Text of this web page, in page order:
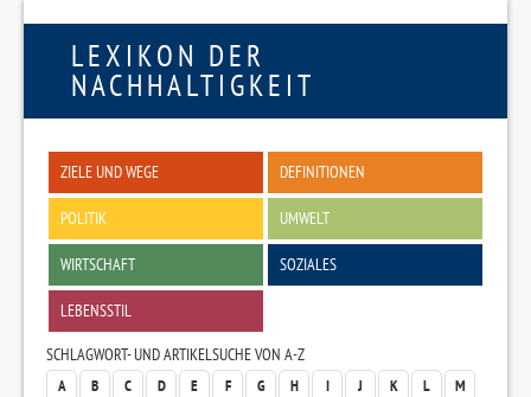
LEXIKON DER
NACHHALTIGKEIT
ZIELE UND WEGE DEFINITIONEN
POLITIK UMWELT
WIRTSCHAFT SOZIALES
LEBENSSTIL
SCHLAGWORT- UND ARTIKELSUCHE VON A-Z
A B C D E F G H I J K L
M